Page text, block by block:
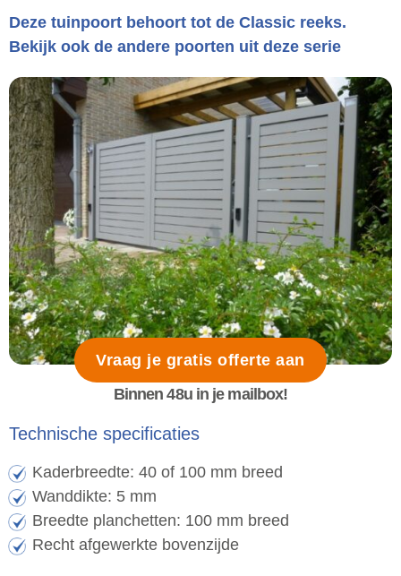
Deze tuinpoort behoort tot de Classic reeks.
Bekijk ook de andere poorten uit deze serie
Vraag je gratis offerte aan
Binnen 48u in je mailbox!
Technische specificaties
Kaderbreedte: 40 of 100 mm breed
Wanddikte: 5 mm
Breedte planchetten: 100 mm breed
Recht afgewerkte bovenzijde